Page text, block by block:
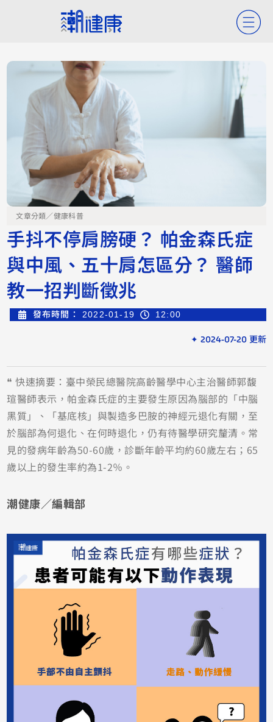
文章分類／健康科普
手抖不停肩膀硬？ 帕金森氏症
與中風、五十肩怎區分？ 醫師
教一招判斷徵兆
發布時間： 2022-01-19 12:00
✦ 2024-07-20 更新
❝ 快速摘要：臺中榮民總醫院高齡醫學中心主治醫師郭馥
瑄醫師表示，帕金森氏症的主要發生原因為腦部的「中腦
黑質」、「基底核」與製造多巴胺的神經元退化有關，至
於腦部為何退化、在何時退化，仍有待醫學研究釐清。常
見的發病年齡為50-60歲，診斷年齡平均約60歲左右；65
歲以上的發生率約為1-2％。
潮健康／編輯部